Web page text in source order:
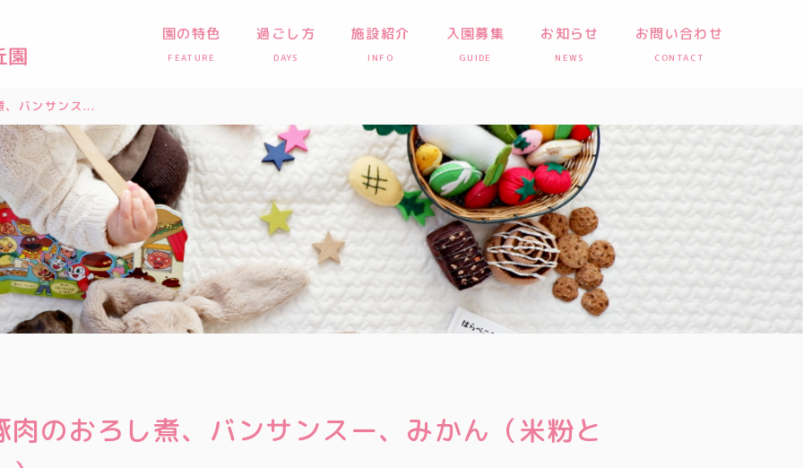
園の特色
FEATURE
過ごし方
DAYS
施設紹介
INFO
入園募集
GUIDE
お知らせ
NEWS
お問い合わせ
CONTACT
、バンサンス...
のおろし煮、バンサンスー、みかん（米粉と